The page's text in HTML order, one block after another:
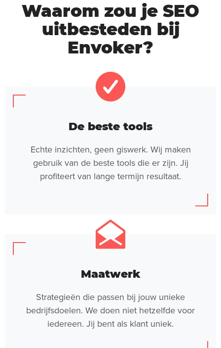
Waarom zou je SEO
uitbesteden bij
Envoker?
De beste tools
Echte inzichten, geen giswerk. Wij maken
gebruik van de beste tools die er zijn. Jij
profiteert van lange termijn resultaat.
Maatwerk
Strategieën die passen bij jouw unieke
bedrijfsdoelen. We doen niet hetzelfde voor
iedereen. Jij bent als klant uniek.